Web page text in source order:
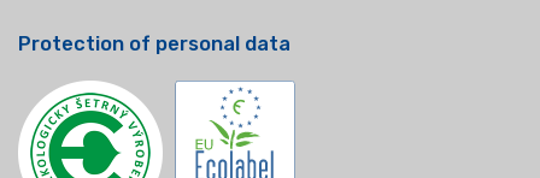
Protection of personal data